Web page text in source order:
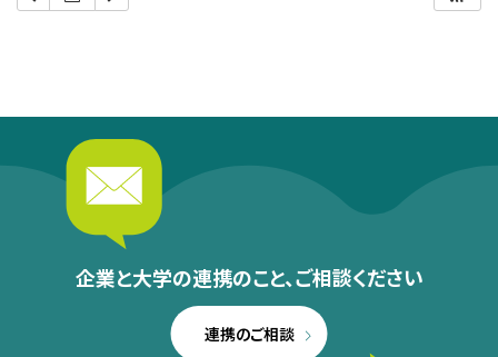
企業と大学の連携のこと、ご相談ください
連携のご相談